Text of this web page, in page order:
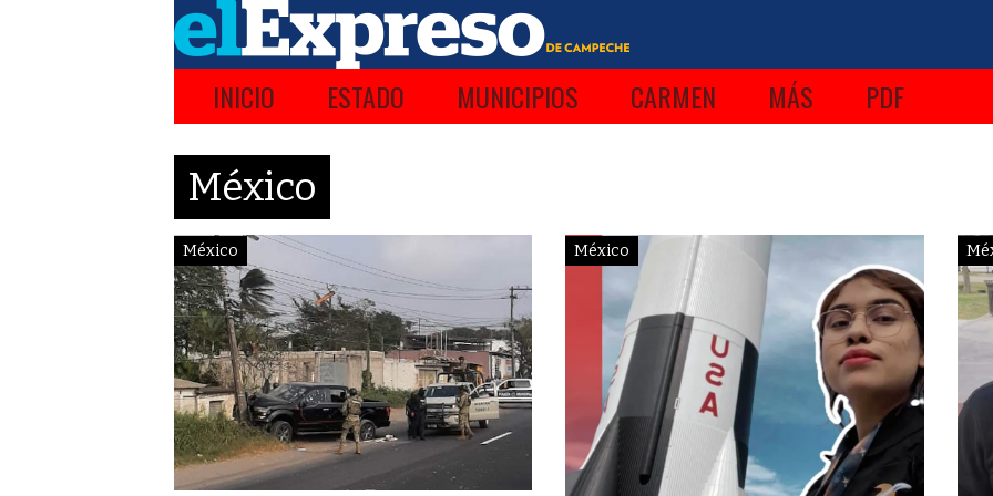
INICIO ESTADO MUNICIPIOS CARMEN MÁS PDF
México
México México